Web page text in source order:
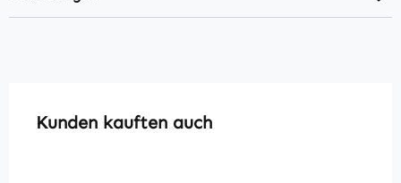
Produktgalerie überspringen
Kunden kauften auch